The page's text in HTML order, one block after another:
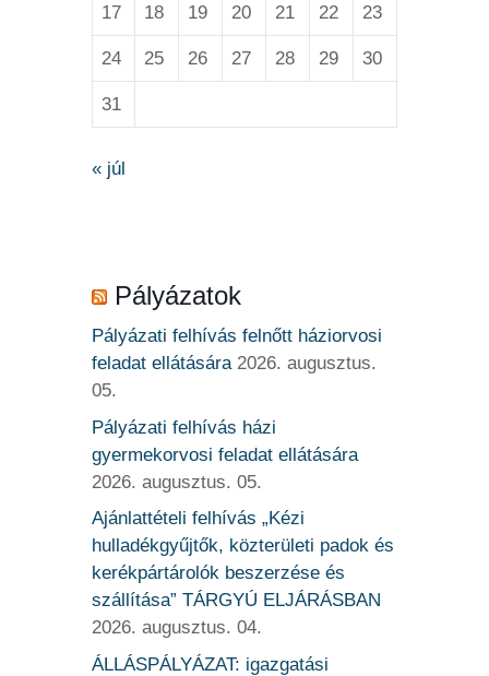
17 18 19 20 21 22 23
24 25 26 27 28 29 30
31
« júl
Pályázatok
Pályázati felhívás felnőtt háziorvosi
feladat ellátására 2026. augusztus.
05.
Pályázati felhívás házi
gyermekorvosi feladat ellátására
2026. augusztus. 05.
Ajánlattételi felhívás „Kézi
hulladékgyűjtők, közterületi padok és
kerékpártárolók beszerzése és
szállítása” TÁRGYÚ ELJÁRÁSBAN
2026. augusztus. 04.
ÁLLÁSPÁLYÁZAT: igazgatási